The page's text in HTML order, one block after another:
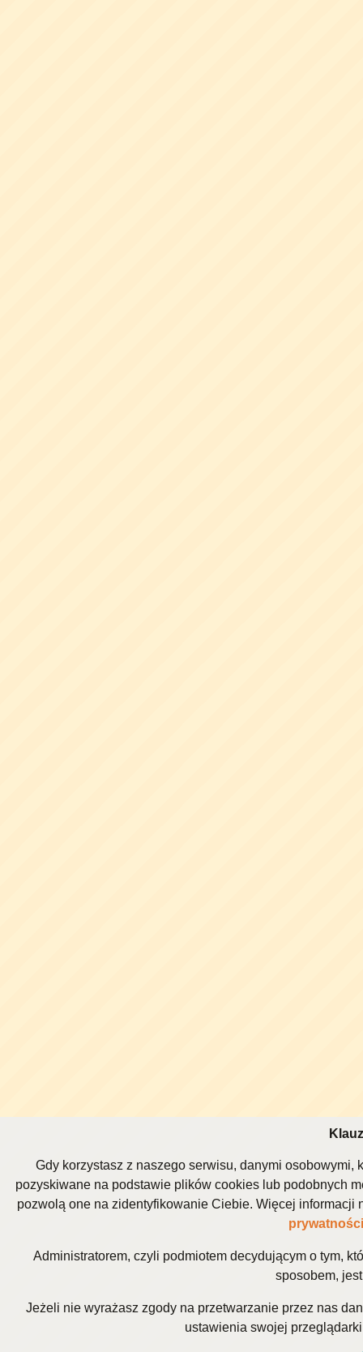
Gdy korzystasz z naszego serwisu, danymi osobowymi,
pozyskiwane na podstawie plików cookies lub podobnych
pozwolą one na zidentyfikowanie Ciebie. Więcej
prywatności
Administratorem, czyli podmiotem decydującym o tym,
sposobem,
Jeżeli nie wyrażasz zgody na przetwarzanie przez nas
ustawienia swojej